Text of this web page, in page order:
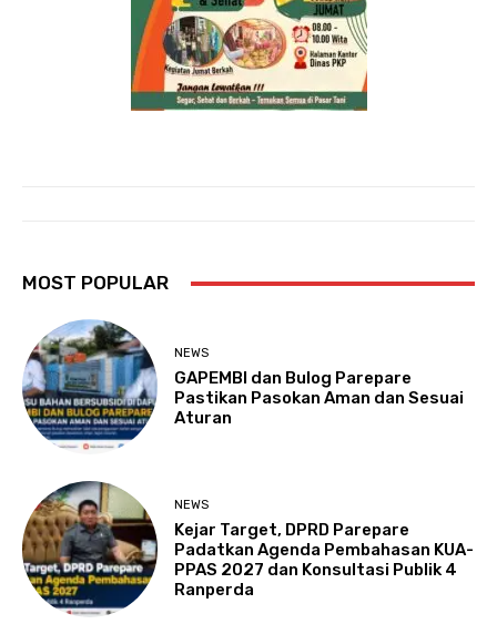
MOST POPULAR
NEWS
GAPEMBI dan Bulog Parepare
Pastikan Pasokan Aman dan Sesuai
Aturan
NEWS
Kejar Target, DPRD Parepare
Padatkan Agenda Pembahasan KUA-
PPAS 2027 dan Konsultasi Publik 4
Ranperda